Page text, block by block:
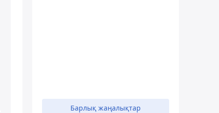
Барлық жаңалықтар